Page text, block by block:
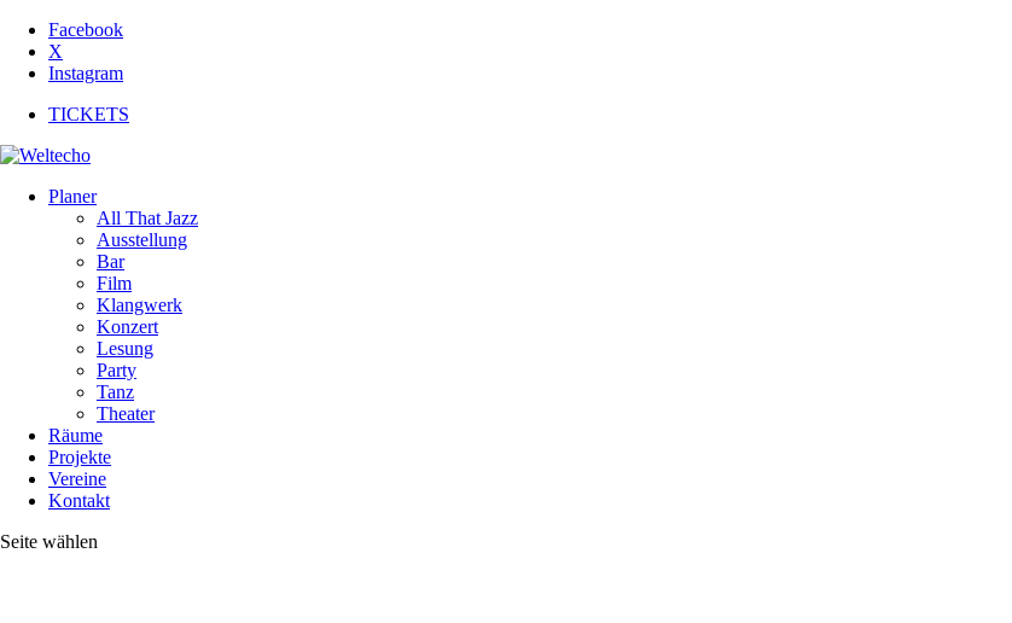
Facebook
X
Instagram
TICKETS
Planer
All That Jazz
Ausstellung
Bar
Film
Klangwerk
Konzert
Lesung
Party
Tanz
Theater
Räume
Projekte
Vereine
Kontakt
Seite wählen